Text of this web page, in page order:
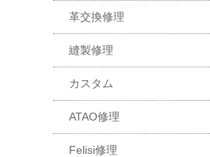
革交換修理
縫製修理
カスタム
ATAO修理
Felisi修理